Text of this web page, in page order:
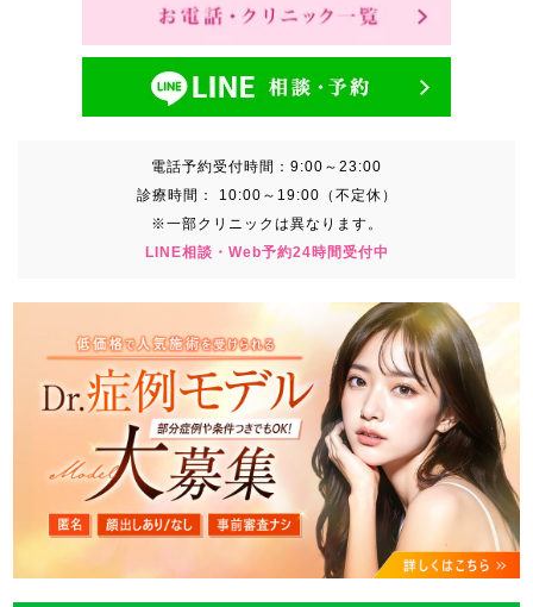
電話予約受付時間： 9:00～23:00
診療時間：
10:00～19:00（不定休）
※一部クリニックは異なります。
LINE相談・Web予約24時間受付中